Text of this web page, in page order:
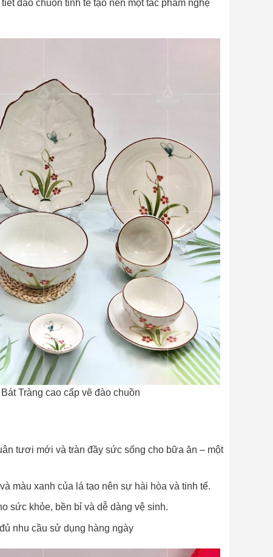
đào chuồn tinh tế tạo nên một tác phẩm nghệ
Tràng cao cấp vẽ đào chuồn
tươi mới và tràn đầy sức sống cho bữa ăn – một
màu xanh của lá tạo nên sự hài hòa và tinh tế.
sức khỏe, bền bỉ và dễ dàng vệ sinh.
nhu cầu sử dụng hàng ngày